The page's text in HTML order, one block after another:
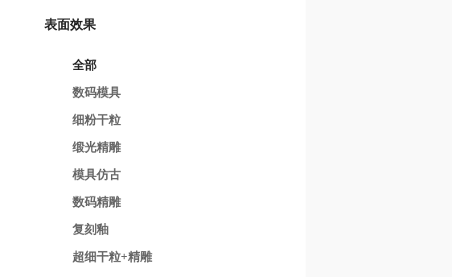
表面效果
全部
数码模具
细粉干粒
缎光精雕
模具仿古
数码精雕
复刻釉
超细干粒+精雕